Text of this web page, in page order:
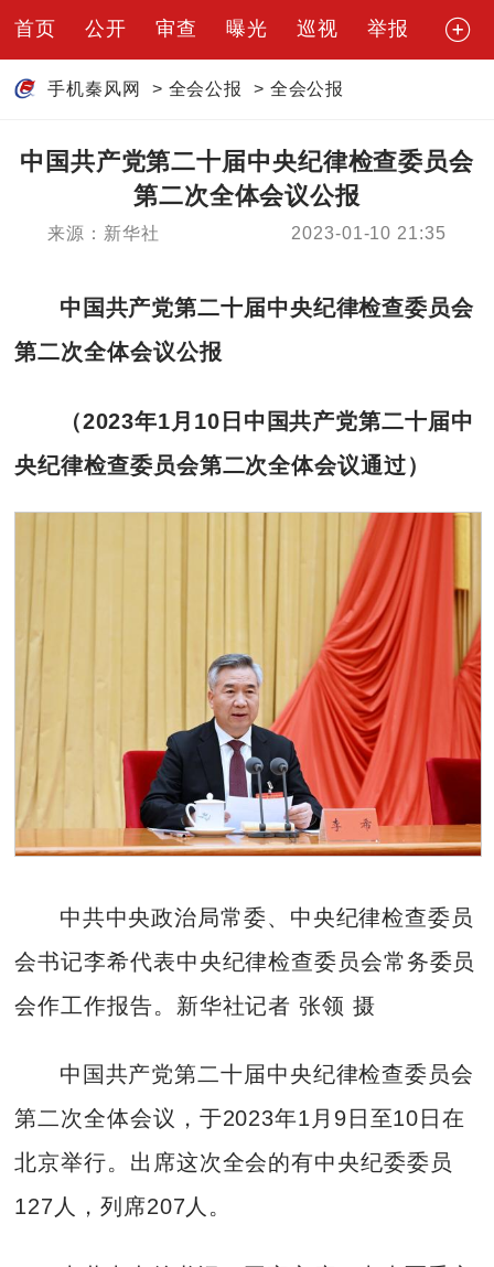
首页 公开 审查 曝光 巡视 举报
手机秦风网 > 全会公报 > 全会公报
中国共产党第二十届中央纪律检查委员会
第二次全体会议公报
来源：新华社 2023-01-10 21:35
中国共产党第二十届中央纪律检查委员会
第二次全体会议公报
（2023年1月10日中国共产党第二十届中
央纪律检查委员会第二次全体会议通过）
中共中央政治局常委、中央纪律检查委员
会书记李希代表中央纪律检查委员会常务委员
会作工作报告。新华社记者 张领 摄
中国共产党第二十届中央纪律检查委员会
第二次全体会议，于2023年1月9日至10日在
北京举行。出席这次全会的有中央纪委委员
127人，列席207人。